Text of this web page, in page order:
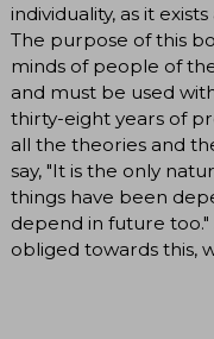
individuality, as it
The purpose of this
minds of people of
and must be used
thirty-eight years of
all the theories and
say, "It is the only
things have been
depend in future too."
obliged towards this,